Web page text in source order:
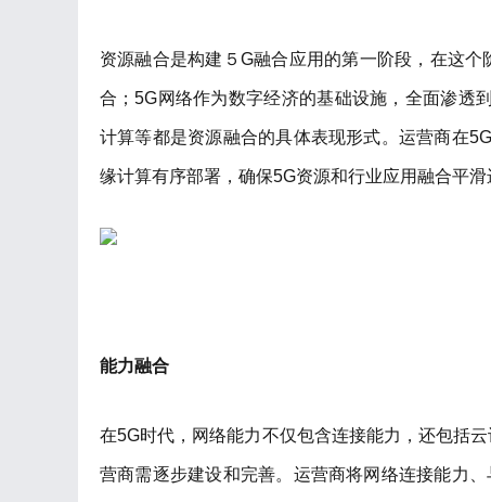
资源融合是构建５G融合应用的第一阶段，在这
合；5G网络作为数字经济的基础设施，全面渗透
计算等都是资源融合的具体表现形式。运营商在
缘计算有序部署，确保5G资源和行业应用融合平滑
能力融合
在5G时代，网络能力不仅包含连接能力，还包括
营商需逐步建设和完善。运营商将网络连接能力